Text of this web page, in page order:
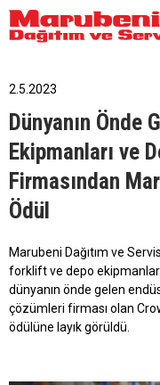
2.5.2023
Dünyanın Önde
Ekipmanları ve
Firmasından
Ödül
Marubeni Dağıtım ve
forklift ve depo ekipmanları
dünyanın önde gelen
çözümleri firması olan
ödülüne layık görüldü.